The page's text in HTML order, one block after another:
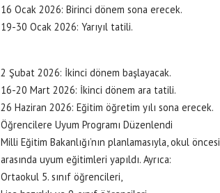
16 Ocak 2026: Birinci dönem sona erecek.
19-30 Ocak 2026: Yarıyıl tatili.
2 Şubat 2026: İkinci dönem başlayacak.
16-20 Mart 2026: İkinci dönem ara tatili.
26 Haziran 2026: Eğitim öğretim yılı sona erecek.
Öğrencilere Uyum Programı Düzenlendi
Milli Eğitim Bakanlığı’nın planlamasıyla, okul
arasında uyum eğitimleri yapıldı. Ayrıca:
Ortaokul 5. sınıf öğrencileri,